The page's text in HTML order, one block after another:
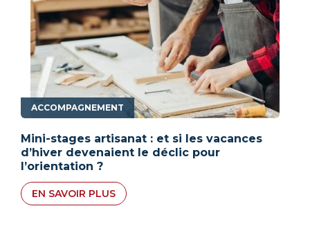
ACCOMPAGNEMENT
Mini-stages artisanat : et si les vacances
d’hiver devenaient le déclic pour
l’orientation ?
EN SAVOIR PLUS